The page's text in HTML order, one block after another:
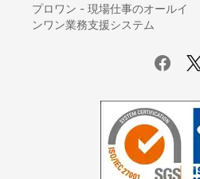
ログ管理システム
サーバー監視ツール
ホスティングサービス
UTM(統合脅威管理)
データバックアップ製品
プロワン - 現場仕事のオールイ
ンワン業務支援システム